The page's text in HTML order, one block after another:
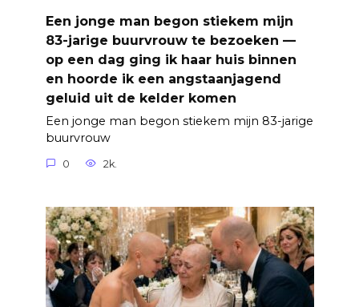
Een jonge man begon stiekem mijn
83-jarige buurvrouw te bezoeken —
op een dag ging ik haar huis binnen
en hoorde ik een angstaanjagend
geluid uit de kelder komen
Een jonge man begon stiekem mijn 83-jarige
buurvrouw
0 2k.